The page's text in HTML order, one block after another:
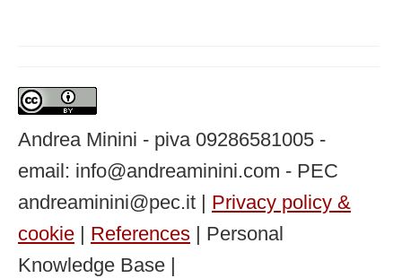
Andrea Minini - piva 09286581005 -
email: info@andreaminini.com - PEC
andreaminini@pec.it | Privacy policy &
cookie
References | Personal
Knowledge Base |